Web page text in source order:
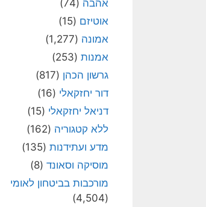
אהבה (74)
אוטיזם (15)
אמונה (1,277)
אמנות (253)
גרשון הכהן (817)
דור יחזקאלי (16)
דניאל יחזקאלי (15)
ללא קטגוריה (162)
מדע ועתידנות (135)
מוסיקה וסאונד (8)
מורכבות בביטחון לאומי
(4,504)